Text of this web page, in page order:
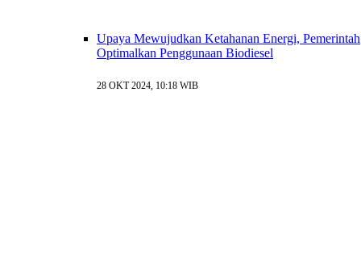
Upaya Mewujudkan Ketahanan Energi, Pemerintah
Optimalkan Penggunaan Biodiesel
28 OKT 2024, 10:18 WIB